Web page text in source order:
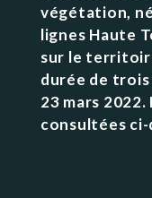
végétation,
lignes Haute
sur le
durée de
23 mars
consultées